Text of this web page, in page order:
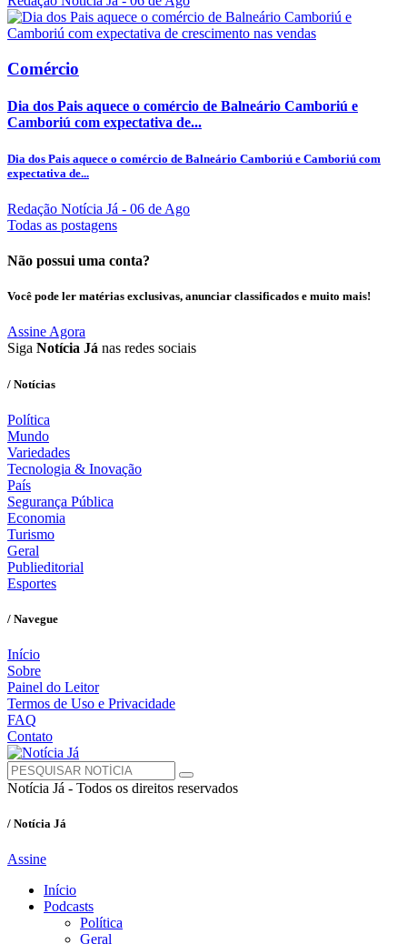
Comércio
Dia dos Pais aquece o comércio de Balneário Camboriú e
Camboriú com expectativa de...
Dia dos Pais aquece o comércio de Balneário Camboriú e Camboriú com
expectativa de...
Redação Notícia Já - 06 de Ago
Todas as postagens
Não possui uma conta?
Você pode ler matérias exclusivas, anunciar classificados e muito mais!
Assine Agora
Siga Notícia Já nas redes sociais
/ Notícias
Política
Mundo
Variedades
Tecnologia & Inovação
País
Segurança Pública
Economia
Turismo
Geral
Publieditorial
Esportes
/ Navegue
Início
Sobre
Painel do Leitor
Termos de Uso e Privacidade
FAQ
Contato
Notícia Já - Todos os direitos reservados
/ Notícia Já
Assine
Início
Podcasts
Política
Geral